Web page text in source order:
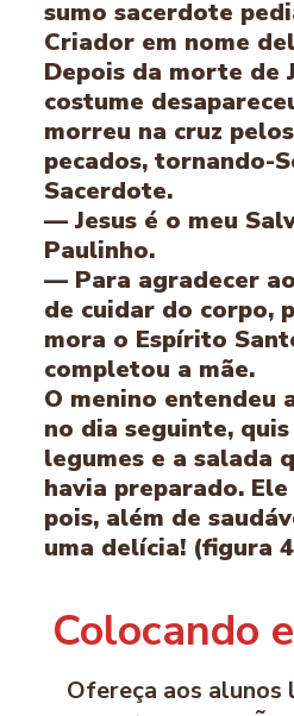
sumo sacerdote
Criador em nome
Depois da morte de
costume
morreu na cruz
pecados, tornando-
Sacerdote.
— Jesus é o meu
Paulinho.
— Para agradecer
de cuidar do corpo,
mora o Espírito
completou a mãe.
O menino entendeu
no dia seguinte,
legumes e a salada
havia preparado.
pois, além de
uma delícia! (figura
Colocando
Ofereça aos alunos